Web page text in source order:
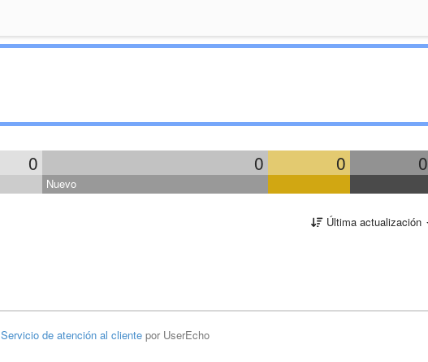
0 0 0 0
Nuevo
Última actualización
Servicio de atención al clientepor UserEcho